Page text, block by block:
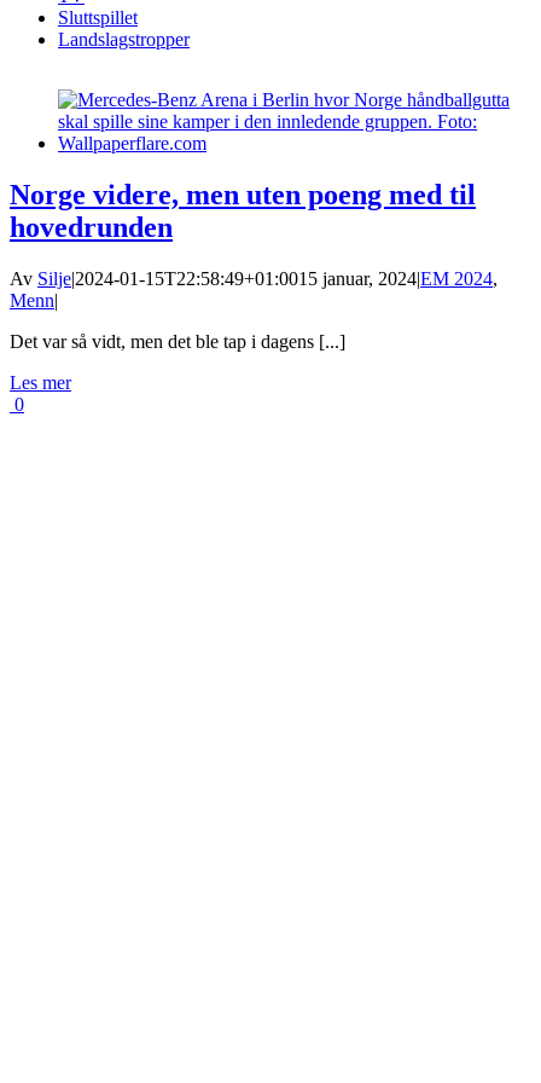
Sluttspillet
Landslagstropper
Norge videre, men uten poeng med til
hovedrunden
Av Silje|2024-01-15T22:58:49+01:0015 januar, 2024|EM 2024,
Menn|
Det var så vidt, men det ble tap i dagens [...]
Les mer
0